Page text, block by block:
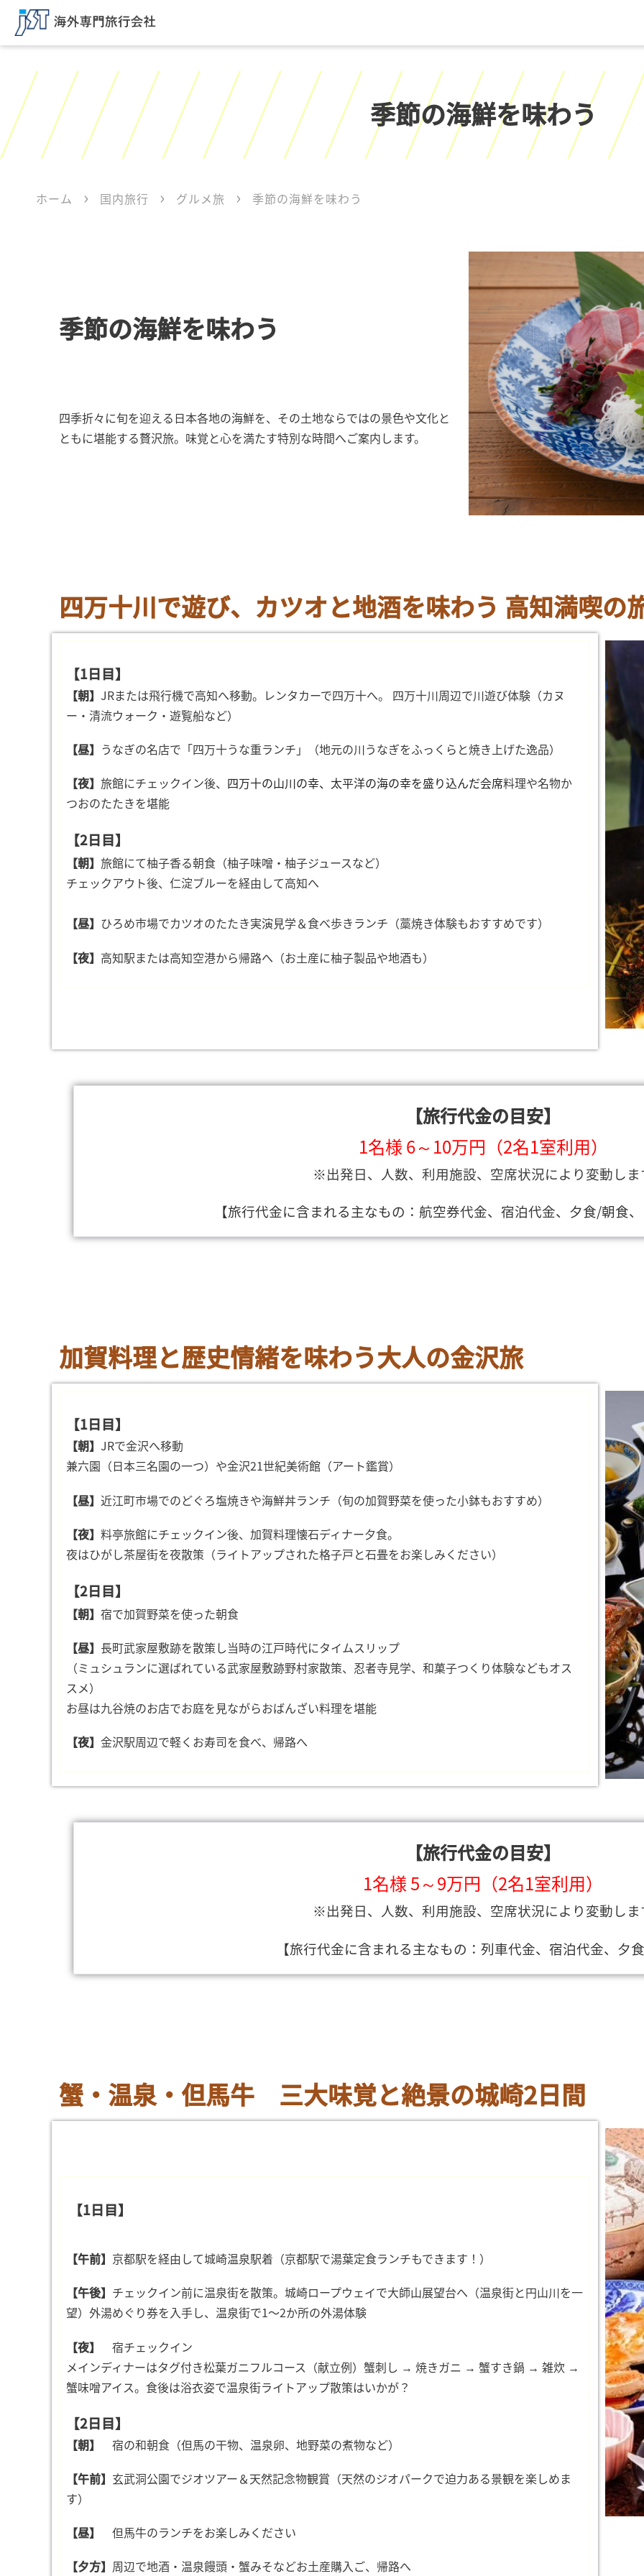
季節の海鮮を味わう
ホーム 国内旅行 グルメ旅 季節の海鮮を味わう
季節の海鮮を味わう
四季折々に旬を迎える日本各地の海鮮を、その土地ならではの景色や文化と
ともに堪能する贅沢旅。味覚と心を満たす特別な時間へご案内します。
四万十川で遊び、カツオと地酒を味わう 高知満喫の
【1日目】
【朝】 JRまたは飛行機で高知へ移動。レンタカーで四万十へ。 四万十川周辺で川遊び体験（カヌ
ー・清流ウォーク・遊覧船など）
【昼】 うなぎの名店で「四万十うな重ランチ」（地元の川うなぎをふっくらと焼き上げた逸品）
【夜】 旅館にチェックイン後、 四万十の山川の幸、太平洋の海の幸を盛り込んだ会席料理や名物か
つおのたたきを堪能
【2日目】
【朝】 旅館にて柚子香る朝食（柚子味噌・柚子ジュースなど）
チェックアウト後、仁淀ブルーを経由して高知へ
【昼】 ひろめ市場でカツオのたたき実演見学＆食べ歩きランチ （藁焼き体験もおすすめです）
【夜】 高知駅または高知空港から帰路へ（お土産に柚子製品や地酒も）
【旅行代金の目安】
1名様 6～10万円（2名1室利用）
※出発日、人数、利用施設、空席状況により変動しま
【旅行代金に含まれる主なもの：航空券代金、宿泊代金、夕食/朝食
加賀料理と歴史情緒を味わう大人の金沢旅
【1日目】
【朝】 JRで金沢へ移動
兼六園（日本三名園の一つ）や金沢21世紀美術館（アート鑑賞）
【昼】 近江町市場でのどぐろ塩焼きや海鮮丼ランチ（旬の加賀野菜を使った小鉢もおすすめ）
【夜】 料亭旅館にチェックイン後、加賀料理懐石ディナー夕食。
夜はひがし茶屋街を夜散策（ライトアップされた格子戸と石畳をお楽しみください）
【2日目】
【朝】 宿で加賀野菜を使った朝食
【昼】 長町武家屋敷跡を散策し当時の江戸時代にタイムスリップ
（ミュシュランに選ばれている武家屋敷跡野村家散策、忍者寺見学、和菓子つくり体験などもオス
スメ）
お昼は九谷焼のお店でお庭を見ながらおばんざい料理を堪能
【夜】 金沢駅周辺で軽くお寿司を食べ、帰路へ
【旅行代金の目安】
1名様 5～9万円（2名1室利用）
※出発日、人数、利用施設、空席状況により変動しま
【旅行代金に含まれる主なもの：列車代金、宿泊代金、夕
蟹・温泉・但馬牛 三大味覚と絶景の城崎2日間
【1日目】
【午前】 京都駅を経由して城崎温泉駅着（京都駅で湯葉定食ランチもできます！）
【午後】 チェックイン前に温泉街を散策。城崎ロープウェイで大師山展望台へ（温泉街と円山川を一
望）外湯めぐり券を入手し、温泉街で1〜2か所の外湯体験
【夜】 宿チェックイン
メインディナーはタグ付き松葉ガニフルコース（献立例）蟹刺し → 焼きガニ → 蟹すき鍋 → 雑炊 →
蟹味噌アイス。食後は浴衣姿で温泉街ライトアップ散策はいかが？
【2日目】
【朝】 宿の和朝食（但馬の干物、温泉卵、地野菜の煮物など）
【午前】 玄武洞公園でジオツアー＆天然記念物観賞（天然のジオパークで迫力ある景観を楽しめま
す）
【昼】 但馬牛のランチをお楽しみください
【夕方】 周辺で地酒・温泉饅頭・蟹みそなどお土産購入ご、帰路へ